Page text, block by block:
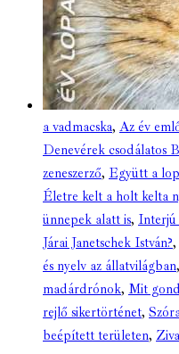
a vadmacska, Az év
Denevérek csodálatos
zeneszerző, Együtt a
Életre kelt a holt kelta
ünnepek alatt is, Interjú
Járai Janetschek István?,
és nyelv az állatvilágban,
madárdrónok, Mit
rejlő sikertörténet,
beépített területen,